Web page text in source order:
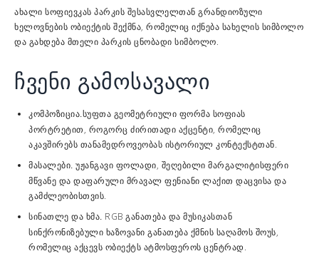
ახალი სოფიევკას პარკის შესასვლელთან გრანდიოზული
ხელოვნების ობიექტის შექმნა, რომელიც იქნება სახელის სიმბოლო
და გახდება მთელი პარკის ცნობადი სიმბოლო.
ჩვენი გამოსავალი
კომპოზიცია. სუფთა გეომეტრიული ფორმა სოფიას
პორტრეტით, როგორც ძირითადი აქცენტი, რომელიც
აკავშირებს თანამედროვეობას ისტორიულ კონტექსტთან.
მასალები. უჟანგავი ფოლადი, შეღებილი მარგალიტისფერი
მწვანე და დაფარული მრავალ ფენიანი ლაქით დაცვისა და
გამძლეობისთვის.
სინათლე და ხმა. RGB განათება და მუსიკასთან
სინქრონიზებული ხაზოვანი განათება ქმნის საღამოს შოუს,
რომელიც აქცევს ობიექტს ატმოსფეროს ცენტრად.